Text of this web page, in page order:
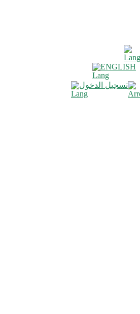
ENGLISH
تسجيل الدخول